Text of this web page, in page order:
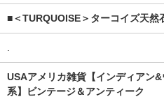
■＜TURQUOISE＞ターコイズ天然
.
USAアメリカ雑貨【インディアン
系】ビンテージ＆アンティーク